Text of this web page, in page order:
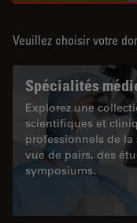
Veuillez choisir votre
Spécialités
Explorez une
scientifiques et
professionnels de
vue de pairs, des
symposiums.